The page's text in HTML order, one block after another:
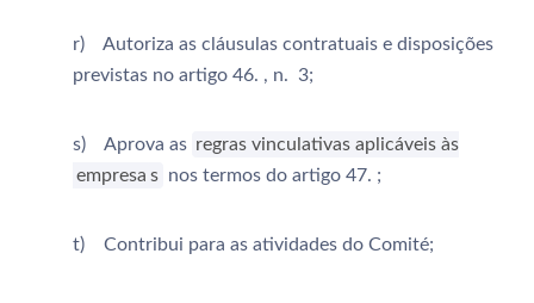
r) Autoriza as cláusulas contratuais e disposições
previstas no artigo 46. , n. 3;
s) Aprova as regras vinculativas aplicáveis às
empresa s nos termos do artigo 47. ;
t) Contribui para as atividades do Comité;